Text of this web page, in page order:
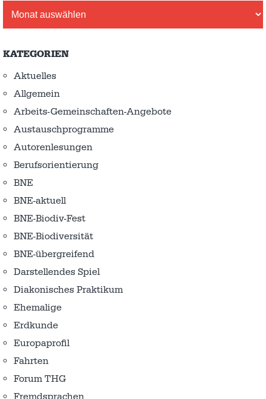
KATEGORIEN
Aktuelles
Allgemein
Arbeits-Gemeinschaften-Angebote
Austausch­programme
Autorenlesungen
Berufsorientierung
BNE
BNE-aktuell
BNE-Biodiv-Fest
BNE-Biodiversität
BNE-übergreifend
Darstellendes Spiel
Diakonisches Praktikum
Ehemalige
Erdkunde
Europaprofil
Fahrten
Forum THG